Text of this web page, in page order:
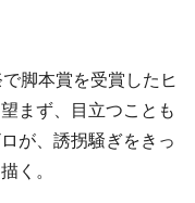
脚本賞を受賞したヒ
まず、目立つことも
が、誘拐騒ぎをきっ
く。